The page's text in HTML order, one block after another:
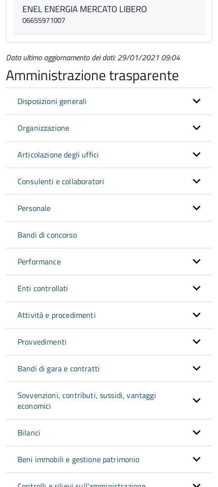
ENEL ENERGIA MERCATO LIBERO
06655971007
Data ultimo aggiornamento dei dati: 29/01/2021 09:04
Amministrazione trasparente
Disposizioni generali
Organizzazione
Articolazione degli uffici
Consulenti e collaboratori
Personale
Bandi di concorso
Performance
Enti controllati
Attività e procedimenti
Provvedimenti
Bandi di gara e contratti
Sovvenzioni, contributi, sussidi, vantaggi
economici
Bilanci
Beni immobili e gestione patrimonio